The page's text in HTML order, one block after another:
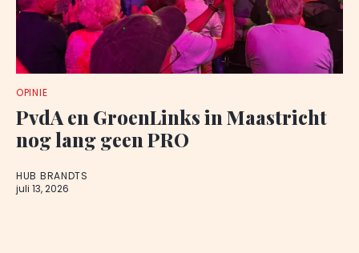
OPINIE
PvdA en GroenLinks in Maastricht
nog lang geen PRO
HUB BRANDTS
juli 13, 2026